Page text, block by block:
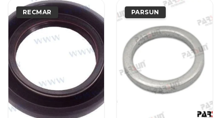
RECMAR PARSUN